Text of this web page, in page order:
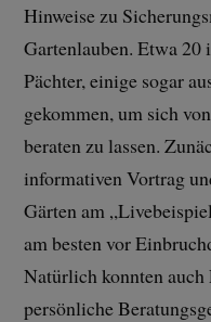
Hinweise zu
Gartenlauben. Etwa 20
Pächter, einige sogar
gekommen, um sich
beraten zu lassen.
informativen Vortrag
Gärten am
am besten vor
Natürlich konnten
persönliche